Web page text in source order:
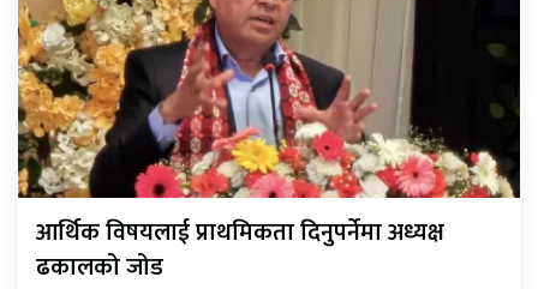
आर्थिक विषयलाई प्राथमिकता दिनुपर्नेमा अध्यक्ष
ढकालको जोड